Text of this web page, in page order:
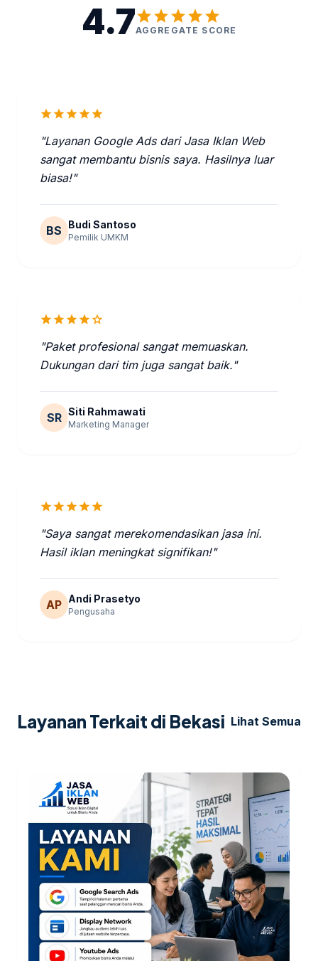
4.7starstarstarstarstar
AGGREGATE SCORE
starstarstarstarstar
"Layanan Google Ads dari Jasa Iklan Web
sangat membantu bisnis saya. Hasilnya luar
biasa!"
BS Budi Santoso
Pemilik UMKM
starstarstarstarstar
"Paket profesional sangat memuaskan.
Dukungan dari tim juga sangat baik."
SR Siti Rahmawati
Marketing Manager
starstarstarstarstar
"Saya sangat merekomendasikan jasa ini.
Hasil iklan meningkat signifikan!"
AP Andi Prasetyo
Pengusaha
Layanan Terkait di Bekasi Lihat Semua